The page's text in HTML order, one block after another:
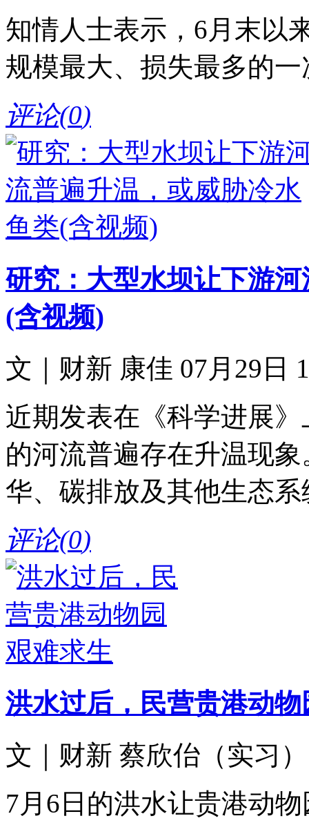
知情人士表示，6月末以
规模最大、损失最多的一
评论(0)
研究：大型水坝让下游
(含视频)
文｜财新 康佳 07月29日
近期发表在《科学进展
的河流普遍存在升温现
华、碳排放及其他生态
评论(0)
洪水过后，民营贵港动
文｜财新 蔡欣佁（实习
7月6日的洪水让贵港动